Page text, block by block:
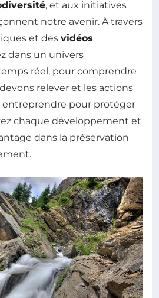
, et aux initiatives
notre avenir. À travers
et des vidéos
dans un univers
réel, pour comprendre
relever et les actions
entreprendre pour protéger
chaque développement et
dans la préservation